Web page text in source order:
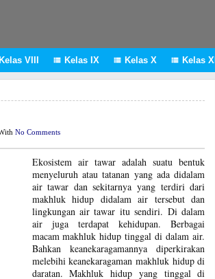
Kelas VIII  Kelas IX  Kelas X  Kelas XI
No Comments
Ekosistem air tawar adalah suatu bentuk
menyeluruh atau tatanan yang ada didalam
air tawar dan sekitarnya yang terdiri dari
makhluk hidup didalam air tersebut dan
lingkungan air tawar itu sendiri. Di dalam
air juga terdapat kehidupan. Berbagai
macam makhluk hidup tinggal di dalam air.
Bahkan keanekaragamannya diperkirakan
melebihi keanekaragaman makhluk hidup di
daratan. Makhluk hidup yang tinggal di